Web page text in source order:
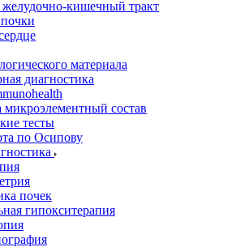
кишечный тракт
материала
диагностика
микроэлементный состав
тесты
по Осипову
почек
гипокситерапия